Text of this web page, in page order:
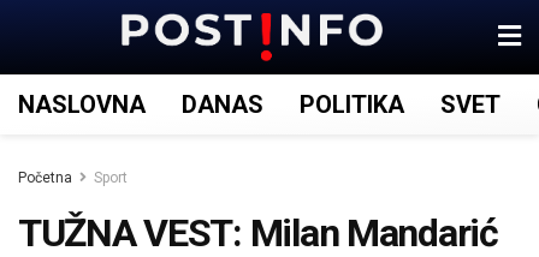
NASLOVNA DANAS POLITIKA SVET
Početna Sport
TUŽNA VEST: Milan Mandarić